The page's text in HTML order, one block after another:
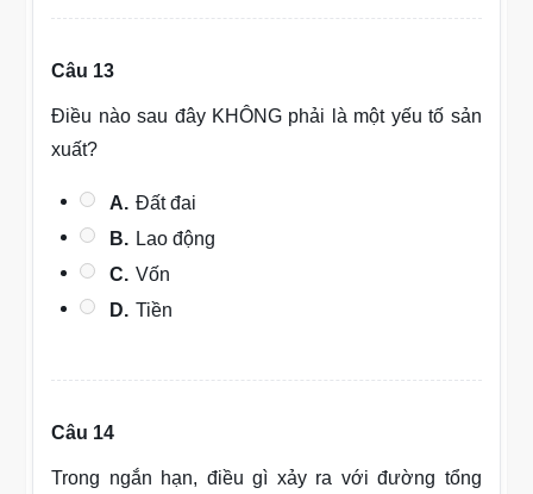
Câu 13
Điều nào sau đây KHÔNG phải là một yếu tố sản
xuất?
A. Đất đai
B. Lao động
C. Vốn
D. Tiền
Câu 14
Trong ngắn hạn, điều gì xảy ra với đường tổng